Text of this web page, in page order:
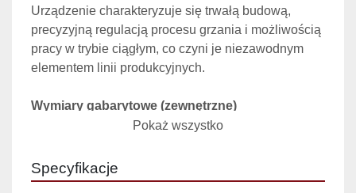
Urządzenie charakteryzuje się trwałą budową,
precyzyjną regulacją procesu grzania i możliwością
pracy w trybie ciągłym, co czyni je niezawodnym
elementem linii produkcyjnych.
Wymiary gabarytowe (zewnętrzne)
Długość: 1.420 mm
Wysokość: 970 mm
Pokaż wszystko
Specyfikacje